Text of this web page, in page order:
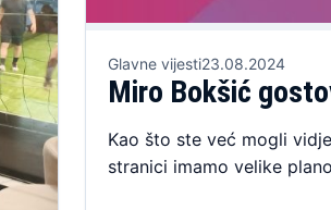
Glavne vijesti23.08.2024
Miro Bokšić
Kao što ste već mogli
stranici imamo velike